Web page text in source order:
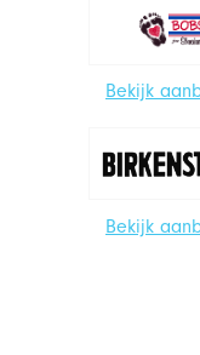
Bekijk
Bekijk